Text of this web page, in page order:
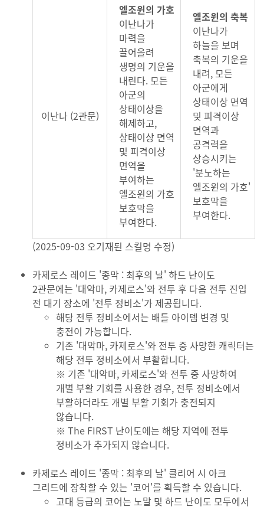
이난나 (2관문)
엘조윈의 가호
이난나가
마력을
끌어올려
생명의 기운을
내린다. 모든
아군의
상태이상을
해제하고,
상태이상 면역
및 피격이상
면역을
부여하는
엘조윈의 가호
보호막을
부여한다.
엘조윈의 축복
이난나가
하늘을 보며
축복의 기운을
내려, 모든
아군에게
상태이상 면역
및 피격이상
면역과
공격력을
상승시키는
'분노하는
엘조윈의 가호'
보호막을
부여한다.
(2025-09-03 오기재된 스킬명 수정)
카제로스 레이드 '종막 : 최후의 날' 하드 난이도
2관문에는 '대악마, 카제로스'와 전투 후 다음 전투 진입
전 대기 장소에 '전투 정비소'가 제공됩니다.
해당 전투 정비소에서는 배틀 아이템 변경 및
충전이 가능합니다.
기존 '대악마, 카제로스'와 전투 중 사망한 캐릭터는
해당 전투 정비소에서 부활합니다.
※ 기존 '대악마, 카제로스'와 전투 중 사망하여
개별 부활 기회를 사용한 경우, 전투 정비소에서
부활하더라도 개별 부활 기회가 충전되지
않습니다.
※ The FIRST 난이도에는 해당 지역에 전투
정비소가 추가되지 않습니다.
카제로스 레이드 '종막 : 최후의 날' 클리어 시 아크
그리드에 장착할 수 있는 '코어'를 획득할 수 있습니다.
고대 등급의 코어는 노말 및 하드 난이도 모두에서